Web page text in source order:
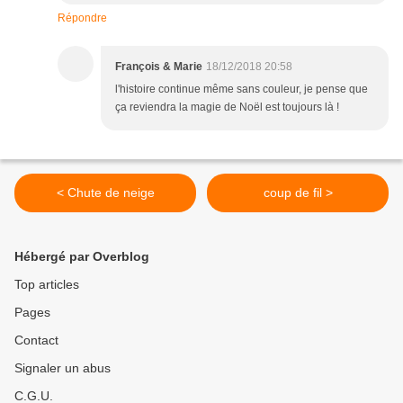
Répondre
François & Marie 18/12/2018 20:58
l'histoire continue même sans couleur, je pense que
ça reviendra la magie de Noël est toujours là !
< Chute de neige coup de fil >
Hébergé par Overblog
Top articles
Pages
Contact
Signaler un abus
C.G.U.